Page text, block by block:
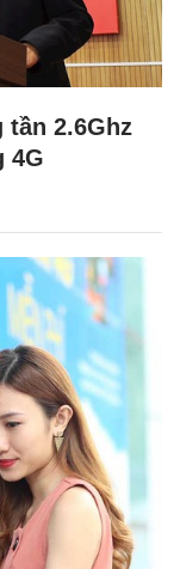
tần 2.6Ghz
4G